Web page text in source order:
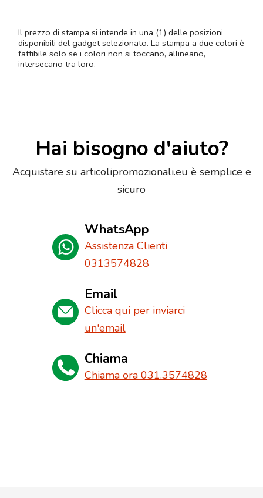
Il prezzo di stampa si intende in una (1) delle posizioni
disponibili del gadget selezionato. La stampa a due colori è
fattibile solo se i colori non si toccano, allineano,
intersecano tra loro.
Hai bisogno d'aiuto?
Acquistare su articolipromozionali.eu è semplice e
sicuro
WhatsApp
Assistenza Clienti
0313574828
Email
Clicca qui per inviarci
un'email
Chiama
Chiama ora 031.3574828